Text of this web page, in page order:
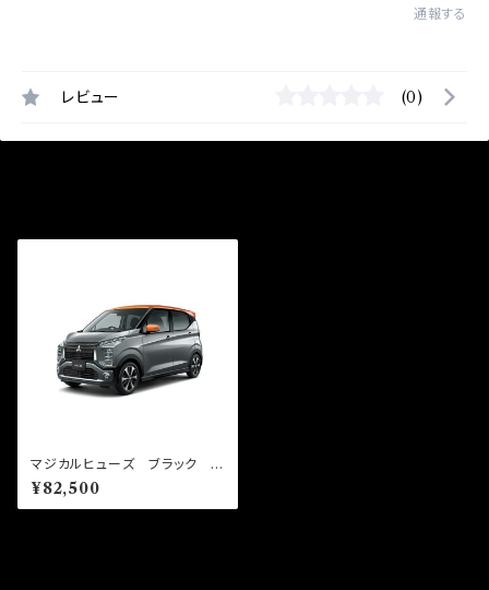
通報する
レビュー (0)
マジカルヒューズ ブラック フ
ルキット ekクロス B35W
MFMFB487 50個
¥82,500